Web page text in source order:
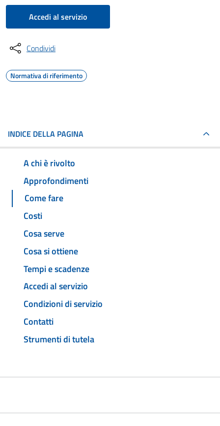
Accedi al servizio
Condividi
Normativa di riferimento
INDICE DELLA PAGINA
A chi è rivolto
Approfondimenti
Come fare
Costi
Cosa serve
Cosa si ottiene
Tempi e scadenze
Accedi al servizio
Condizioni di servizio
Contatti
Strumenti di tutela